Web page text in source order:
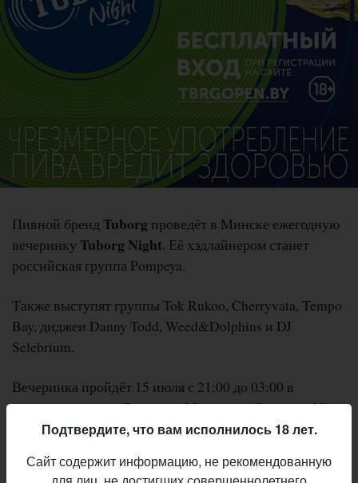
Пивной бренд Tuborg проведёт в Минске ежегодную
вечеринку Tuborg Night. Её хэдлайнером станет
российская группа Pompeya.
Также выступят группы Tok Rukoo, Cherryvata, Tempo
Bay, диджеи Danny Todd, Weed&Dolphins и DJ
Selebrium.
Вечеринка пройдёт 15 июля с 21:00 до 03:00 в
спорткомплексе «Динамо» (Минск, ул. Даумана, 23).
Вход свободный. Чтобы получить бесплатный
на сайтеtbrgopen.by.
Подтвердите, что вам исполнилось 18 лет.
Сайт содержит информацию, не рекомендованную